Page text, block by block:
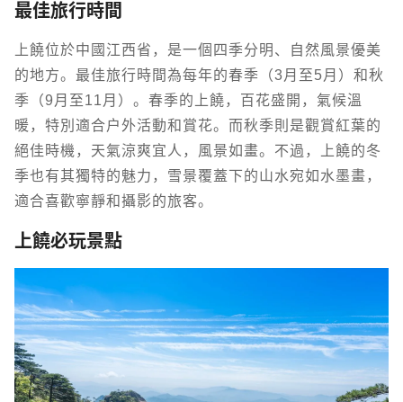
最佳旅行時間
上饒位於中國江西省，是一個四季分明、自然風景優美
的地方。最佳旅行時間為每年的春季（3月至5月）和秋
季（9月至11月）。春季的上饒，百花盛開，氣候溫
暖，特別適合戶外活動和賞花。而秋季則是觀賞紅葉的
絕佳時機，天氣涼爽宜人，風景如畫。不過，上饒的冬
季也有其獨特的魅力，雪景覆蓋下的山水宛如水墨畫，
適合喜歡寧靜和攝影的旅客。
上饒必玩景點